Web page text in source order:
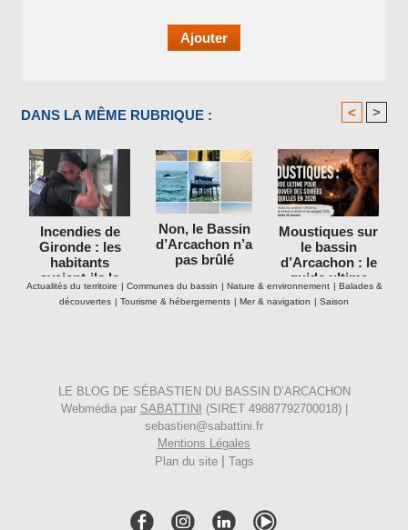
DANS LA MÊME RUBRIQUE : < >
Incendies de
Gironde : les
habitants
avaient-ils le
droit de rester
dans leurs
Non, le Bassin
d’Arcachon n’a
pas brûlé
Moustiques sur
le bassin
d’Arcachon : le
guide ultime
pour retrouver
des soirées
Actualités du territoire Communes du bassin Nature & environnement
Balades &
découvertes
Tourisme & hébergements Mer & navigation Saison
LE BLOG DE SÉBASTIEN DU BASSIN D’ARCACHON
Webmédia par SABATTINI
(SIRET 49887792700018) |
sebastien@sabattini.fr
Mentions Légales
Plan du site | Tags